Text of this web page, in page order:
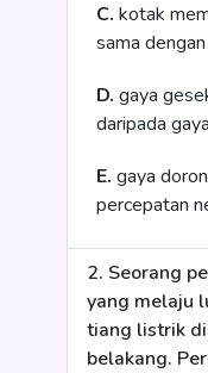
C. kotak
sama
D. gaya
daripada
E. gaya
percepatan
2. Seorang
yang melaju
tiang listrik
belakang.